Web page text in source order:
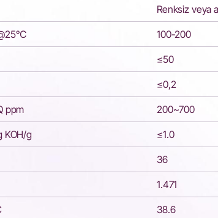
Renksiz veya
100-200
≤50
≤0,2
ppm 200~700
KOH/g ≤1.0
36
1.471
38.6